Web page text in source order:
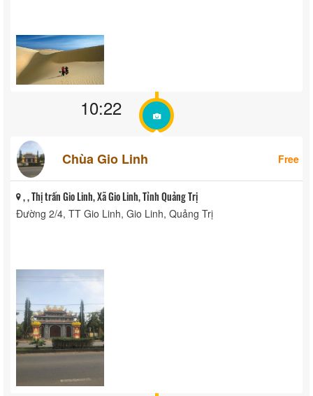
10:22
Chùa Gio Linh Free
, , Thị trấn Gio Linh, Xã Gio Linh, Tỉnh Quảng Trị
Đường 2/4, TT Gio Linh, Gio Linh, Quảng Trị